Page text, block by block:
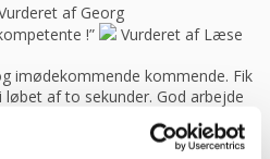
af Georg
!”
Vurderet af Læse
imødekommende kommende. Fik
af to sekunder. God arbejde
dagen efter kl.10. God service ☺”